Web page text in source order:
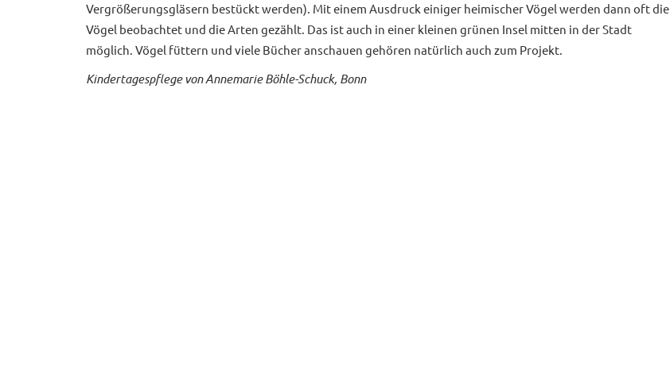
Vergrößerungsgläsern bestückt werden). Mit einem Ausdruck einiger heimischer Vögel werden dann oft die
Vögel beobachtet und die Arten gezählt. Das ist auch in einer kleinen grünen Insel mitten in der Stadt
möglich. Vögel füttern und viele Bücher anschauen gehören natürlich auch zum Projekt.
Kindertagespflege von Annemarie Böhle-Schuck, Bonn